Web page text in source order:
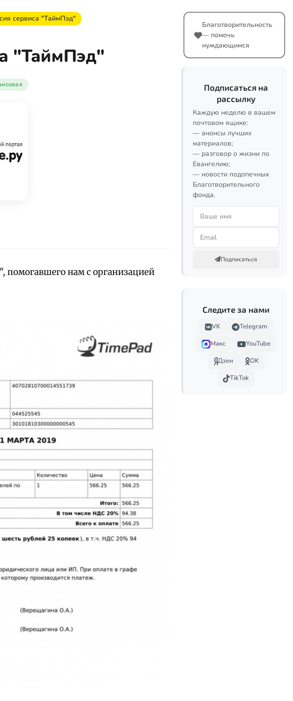
сервиса "ТаймПэд"
"ТаймПэд"
помогавшего нам с организацией
Благотворительность
— помочь
нуждающимся
Подписаться на
рассылку
Каждую неделю в вашем
почтовом ящике:
— анонсы лучших
материалов;
— разговор о жизни по
Евангелию;
— новости подопечных
Благотворительного
фонда.
Подписаться
Следите за нами
VK
Telegram
Макс
YouTube
Дзен
OK
TikTok